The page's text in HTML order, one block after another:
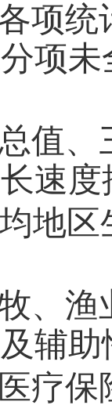
项
项
值
速
地
、
辅助
疗